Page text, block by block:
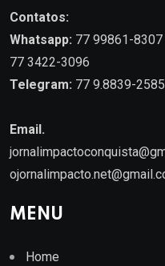
Contatos:
Whatsapp: 77 99861-8307
77 3422-3096
Telegram: 77 9.8839-
Email.
MENU
Home